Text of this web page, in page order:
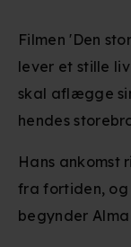
Filmen 'Den
lever et stille
skal aflægge
hendes
Hans ankomst
fra fortiden, og
begynder